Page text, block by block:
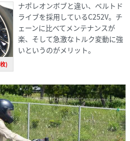
)
ナポレオンボブと違い、ベルトド
ライブを採用しているC252V。チ
ェーンに比べてメンテナンスが
楽、そして急激なトルク変動に強
いというのがメリット。